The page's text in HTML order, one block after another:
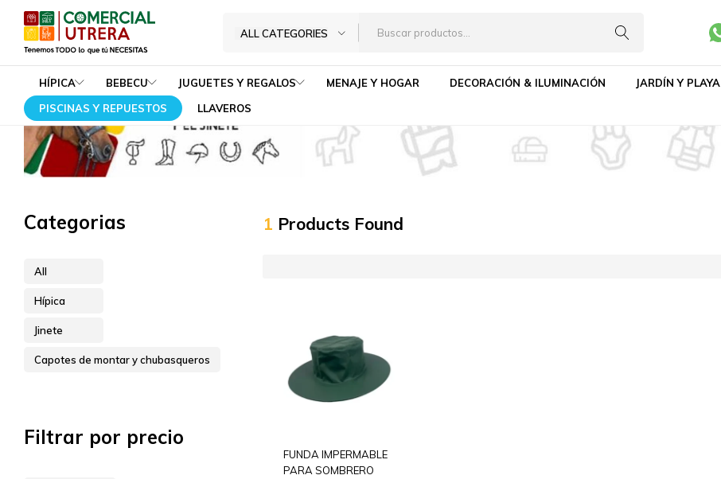
Comercial
Utrera
Tenemos
TODO
lo
que
NECESITAS
ALL CATEGORIES
HÍPICA BEBECU JUGUETES Y REGALOS MENAJE Y HOGAR DECORACIÓN & ILUMINACIÓN JARDÍN Y PLAYA
PISCINAS Y REPUESTOS
LLAVEROS
Home Hípica Jinete Capotes de montar y chubasqueros
1 Products Found
FUNDA IMPERMABLE
PARA SOMBRERO
Categorias
All
Hípica
Jinete
Capotes de montar y chubasqueros
Filtrar por precio